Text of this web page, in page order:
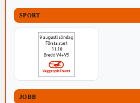
SPORT
JOBB